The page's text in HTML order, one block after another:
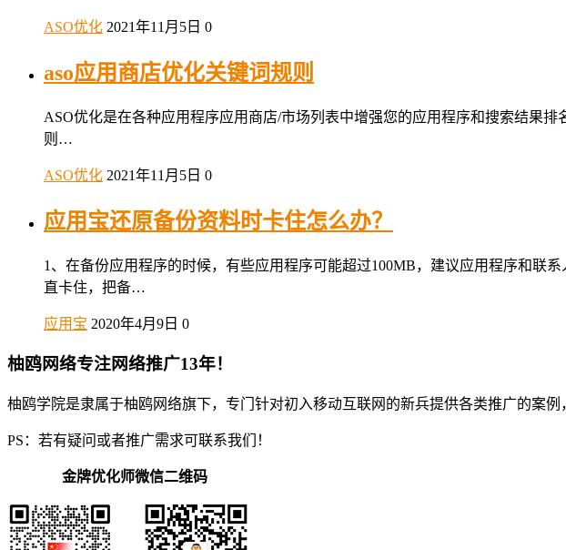
ASO优化 2021年11月5日 0
aso应用商店优化关键词规则
ASO优化是在各种应用程序应用商店/市场列表中增强您的应用程序和搜索结果
则…
ASO优化 2021年11月5日 0
应用宝还原备份资料时卡住怎么办？
1、在备份应用程序的时候，有些应用程序可能超过100MB，建议应用程序和联
直卡住，把备…
应用宝 2020年4月9日 0
柚鸥网络专注网络推广13年！
柚鸥学院是隶属于柚鸥网络旗下，专门针对初入移动互联网的新兵提供各类推广的案例
PS：若有疑问或者推广需求可联系我们！
金牌优化师微信二维码